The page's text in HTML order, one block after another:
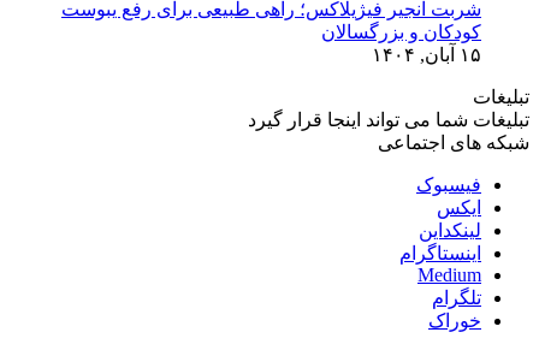
شربت انجیر فیژیلاکس؛ راهی طبیعی برای رفع یبوست
کودکان و بزرگسالان
۱۵ آبان, ۱۴۰۴
تبلیغات
تبلیغات شما می تواند اینجا قرار گیرد
شبکه های اجتماعی
فیسبوک
ایکس
لینکداین
اینستاگرام
Medium
تلگرام
خوراک